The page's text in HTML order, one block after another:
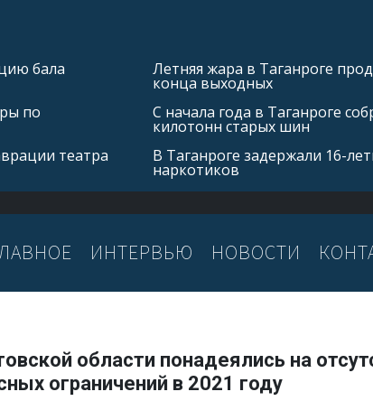
бала
по
театра
Летняя жара в Таганроге
конца выходных
С начала года в Таганроге
килотонн старых шин
В Таганроге задержали 16-
наркотиков
ИНТЕРВЬЮ НОВОСТИ
области понадеялись на
ограничений в 2021 году